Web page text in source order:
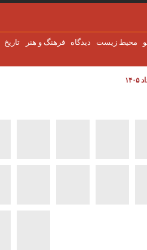
تاریخ فرهنگ و هنر دیدگاه محیط زیست